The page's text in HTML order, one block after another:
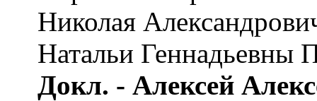
Николая
Натальи Геннадьевны
Докл. - Алексей